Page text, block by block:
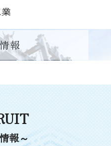
報
報～